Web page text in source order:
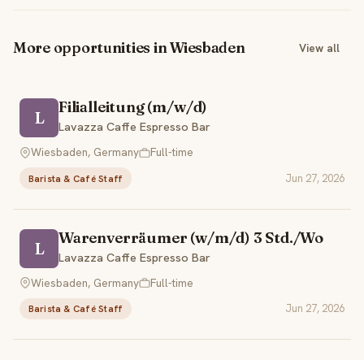
More opportunities in Wiesbaden View all
L
Filialleitung (m/w/d)
Lavazza Caffe Espresso Bar
Wiesbaden, Germany
Full-time
Barista & Café Staff Jun 27, 2026
L
Warenverräumer (w/m/d) 3 Std./Wo
Lavazza Caffe Espresso Bar
Wiesbaden, Germany
Full-time
Barista & Café Staff Jun 27, 2026